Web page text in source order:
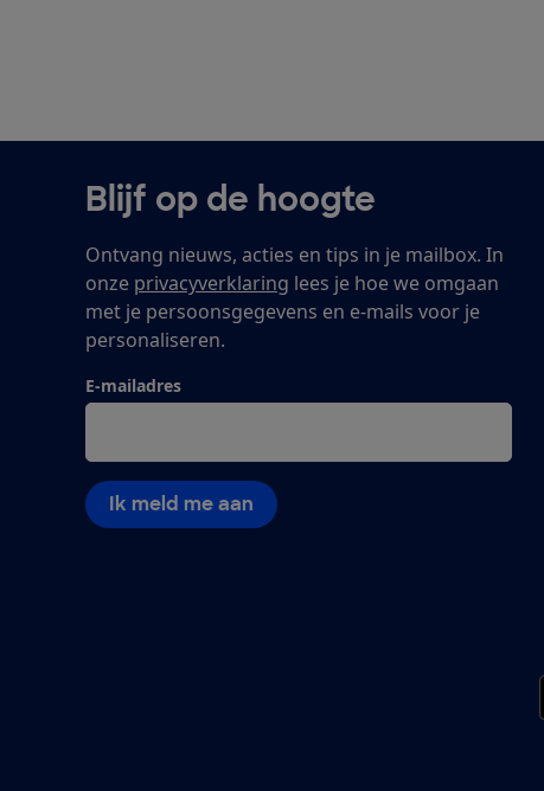
Blijf op de hoogte
Ontvang nieuws, acties en tips in je mailbox. In
onze privacyverklaring lees je hoe we omgaan
met je persoonsgegevens en e-mails voor je
personaliseren.
E-mailadres
Ik meld me aan